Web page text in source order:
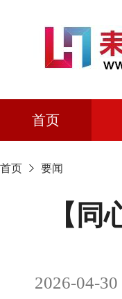
首页
首页 要闻
【
2026-04-